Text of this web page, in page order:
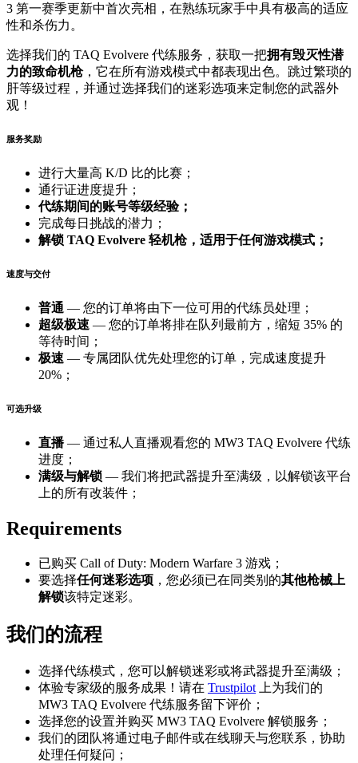
3 第一赛季更新中首次亮相，在熟练玩家手中具有极高的适应
性和杀伤力。
选择我们的 TAQ Evolvere 代练服务，获取一把拥有毁灭性潜
力的致命机枪，它在所有游戏模式中都表现出色。跳过繁琐的
肝等级过程，并通过选择我们的迷彩选项来定制您的武器外
观！
服务奖励
进行大量高 K/D 比的比赛；
通行证进度提升；
代练期间的账号等级经验；
完成每日挑战的潜力；
解锁 TAQ Evolvere 轻机枪，适用于任何游戏模式；
速度与交付
普通 — 您的订单将由下一位可用的代练员处理；
超级极速 — 您的订单将排在队列最前方，缩短 35% 的
等待时间；
极速 — 专属团队优先处理您的订单，完成速度提升
20%；
可选升级
直播— 通过私人直播观看您的 MW3 TAQ Evolvere 代练
进度；
满级与解锁 — 我们将把武器提升至满级，以解锁该平台
上的所有改装件；
Requirements
已购买 Call of Duty: Modern Warfare 3 游戏；
要选择任何迷彩选项 ，您必须已在同类别的其他枪械上
解锁该特定迷彩。
我们的流程
选择代练模式，您可以解锁迷彩或将武器提升至满级；
体验专家级的服务成果！请在 Trustpilot 上为我们的
MW3 TAQ Evolvere 代练服务留下评价；
选择您的设置并购买 MW3 TAQ Evolvere 解锁服务；
我们的团队将通过电子邮件或在线聊天与您联系，协助
处理任何疑问；